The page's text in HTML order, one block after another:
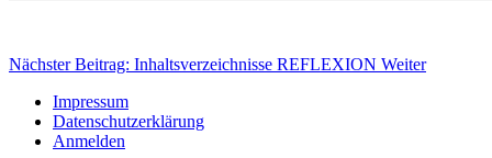
Nächster Beitrag: Inhaltsverzeichnisse REFLEXION Weiter
Impressum
Datenschutzerklärung
Anmelden